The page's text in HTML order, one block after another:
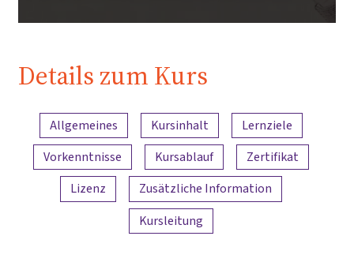
Details zum Kurs
Inhaltsübersicht
Allgemeines Kursinhalt
Lernziele
Vorkenntnisse
Kursablauf
Zertifikat
Lizenz
Zusätzliche Information
Kursleitung